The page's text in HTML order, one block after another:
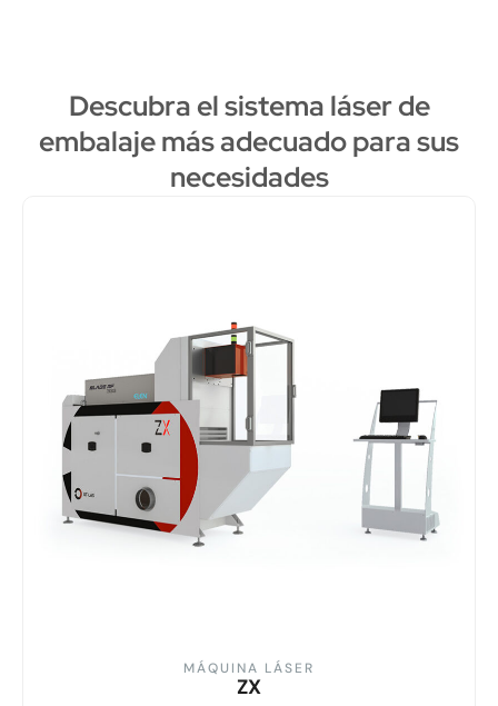
Descubra el sistema láser de
embalaje más adecuado para sus
necesidades
MÁQUINA LÁSER
ZX